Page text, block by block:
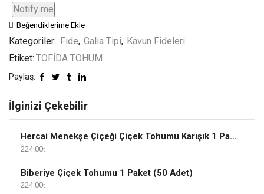
Notify me
Beğendiklerime Ekle
Kategoriler: Fide, Galia Tipi, Kavun Fideleri
Etiket: TOFİDA TOHUM
Paylaş:
İlginizi Çekebilir
Hercai Menekşe Çiçeği Çiçek Tohumu Karışık 1 Paket
224.00
Biberiye Çiçek Tohumu 1 Paket (50 Adet)
224.00